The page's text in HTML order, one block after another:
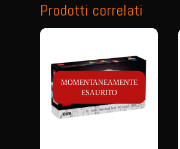
Prodotti correlati
MOMENTANEAMENTE
ESAURITO